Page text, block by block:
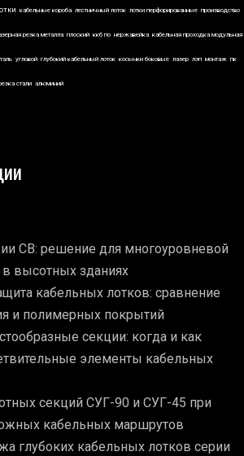
кабельные короба лестничный лоток лотки перфорированные производство
резка металла плоский ккб по нержавейка кабельная проходка модульная
угловой глубокий кабельный лоток косынки боковые лазер лэп монтаж пк
стали алюминий
СВ: решение для многоуровневой
высотных зданиях
кабельных лотков: сравнение
и полимерных покрытий
секции: когда и как
элементы кабельных
секций СУГ-90 и СУГ-45 при
кабельных маршрутов
глубоких кабельных лотков серии